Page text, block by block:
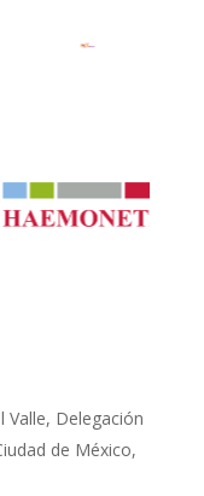
Valle, Delegación
de México,